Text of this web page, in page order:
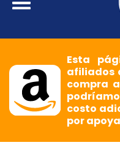
Esta
afiliados
compra
costo
por